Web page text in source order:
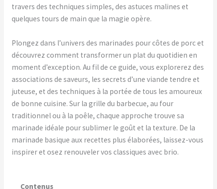
travers des techniques simples, des astuces malines et
quelques tours de main que la magie opère.
Plongez dans l’univers des marinades pour côtes de porc et
découvrez comment transformer un plat du quotidien en
moment d’exception. Au fil de ce guide, vous explorerez des
associations de saveurs, les secrets d’une viande tendre et
juteuse, et des techniques à la portée de tous les amoureux
de bonne cuisine. Sur la grille du barbecue, au four
traditionnel ou à la poêle, chaque approche trouve sa
marinade idéale pour sublimer le goût et la texture. De la
marinade basique aux recettes plus élaborées, laissez-vous
inspirer et osez renouveler vos classiques avec brio.
Contenus